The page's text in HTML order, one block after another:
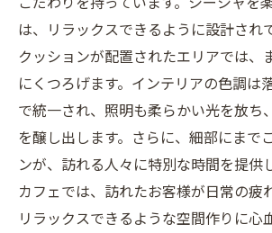
は、リラックスできるように設計され
クッションが配置されたエリアでは、
にくつろげます。インテリアの色調は
で統一され、照明も柔らかい光を放ち
を醸し出します。さらに、細部にまで
ンが、訪れる人々に特別な時間を提供
カフェでは、訪れたお客様が日常の疲
リラックスできるような空間作りに心